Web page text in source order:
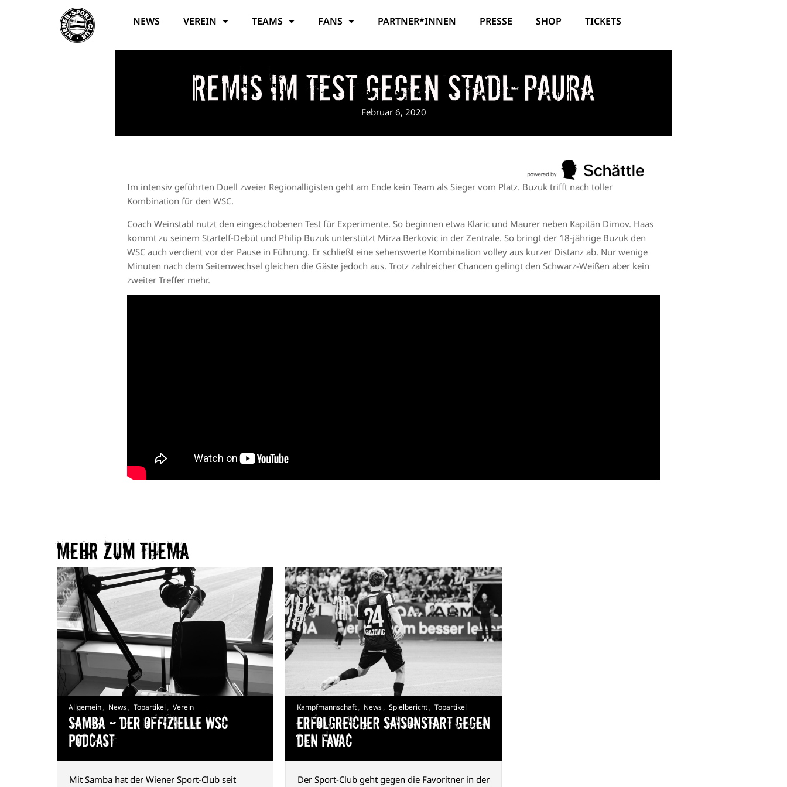
NEWS VEREIN TEAMS FANS PARTNER*INNEN PRESSE SHOP TICKETS
Remis im Test gegen Stadl-Paura
Februar 6, 2020
Im intensiv geführten Duell zweier Regionalligisten geht am Ende kein Team als Sieger vom Platz. Buzuk trifft nach toller
Kombination für den WSC.
Coach Weinstabl nutzt den eingeschobenen Test für Experimente. So beginnen etwa Klaric und Maurer neben Kapitän Dimov. Haas
kommt zu seinem Startelf-Debüt und Philip Buzuk unterstützt Mirza Berkovic in der Zentrale. So bringt der 18-jährige Buzuk den
WSC auch verdient vor der Pause in Führung. Er schließt eine sehenswerte Kombination volley aus kurzer Distanz ab. Nur wenige
Minuten nach dem Seitenwechsel gleichen die Gäste jedoch aus. Trotz zahlreicher Chancen gelingt den Schwarz-Weißen aber kein
zweiter Treffer mehr.
Mehr zum Thema​
Allgemein, News, Topartikel , Verein
Samba — Der offizielle WSC
Podcast
Mit Samba hat der Wiener Sport-Club seit
Kampfmannschaft, News, Spielbericht, Topartikel
Erfolgreicher Saisonstart gegen
den FavAC
Der Sport-Club geht gegen die Favoritner in der